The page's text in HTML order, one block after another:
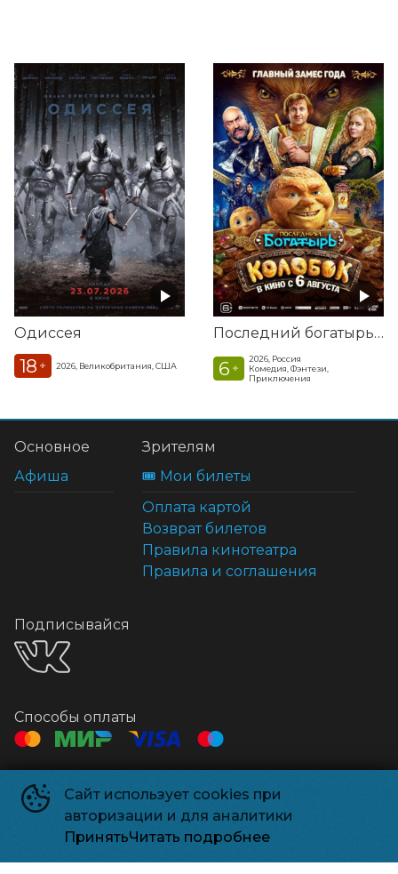
Одиссея
18 + 2026, Великобритания, США
Последний богатырь. Колобок
6 +
2026, Россия
Комедия, Фэнтези,
Приключения
Сайт использует cookies при
авторизации и для аналитики
ПринятьЧитать подробнее
Основное
Афиша
Зрителям
🎟️ Мои билеты
Оплата картой
Возврат билетов
Правила кинотеатра
Правила и соглашения
Подписывайся
Способы оплаты
Контакты
Касса
+7 495 500-91-78
Администрация relizparkzel@mail.ru